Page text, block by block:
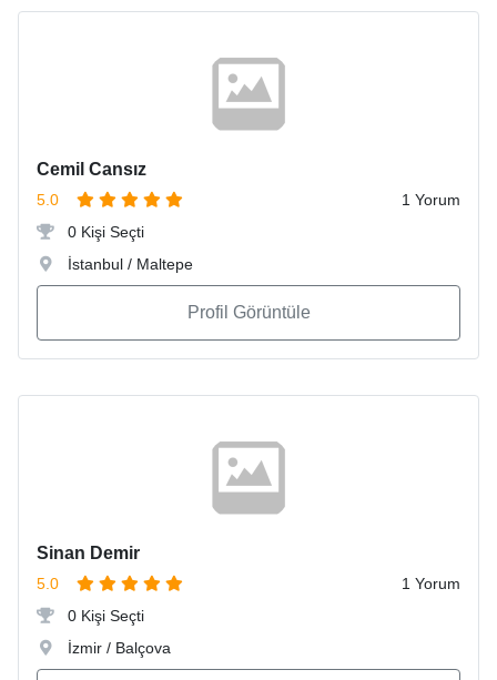
Cemil Cansız
5.0
1 Yorum
0 Kişi Seçti
İstanbul / Maltepe
Profil Görüntüle
Sinan Demir
5.0
1 Yorum
0 Kişi Seçti
İzmir / Balçova